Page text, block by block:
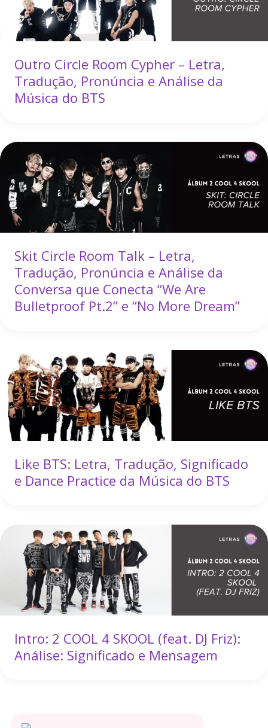
Outro Circle Room Cypher – Letra,
Tradução, Pronúncia e Análise da
Música do BTS
Skit Circle Room Talk – Letra,
Tradução, Pronúncia e Análise da
Conversa que Conecta “We Are
Bulletproof Pt.2” e “No More Dream”
Like BTS: Letra, Tradução, Significado
e Dance Practice da Música do BTS
Intro: 2 COOL 4 SKOOL (feat. DJ Friz):
Análise: Significado e Mensagem